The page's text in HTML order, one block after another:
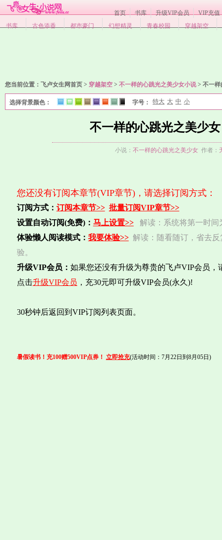
首页 书库 升级VIP会员
VIP充值
书库
古色添香 都市豪门 幻想精灵 青春校园 穿越架空
您当前位置： 飞卢女生网首页 > 穿越架空 > 不一样的心跳光之美少女小说> 不一样
选择背景颜色：
1
2 3 4 5 6 7 8
字号： 特大 大 中 小
不一样的心跳光之美少
小说： 不一样的心跳光之美少女 作者：
您还没有订阅本章节(VIP章节)，请选择订阅方式：
订阅方式： 订阅本章节>> 批量订阅VIP章节>>
设置自动订阅(免费)： 马上设置>>
解读：系统将第一时
体验懒人阅读模式： 我要体验>> 解读：随看随订，省去
验。
升级VIP会员： 如果您还没有升级为尊贵的飞卢VIP会员，
点击升级VIP会员 ，充30元即可升级VIP会员(永久)!
30秒钟后返回到VIP订阅列表页面。
暑假读书！充100赠500VIP点券！ 立即抢充(活动时间：7月22日到8月05日)